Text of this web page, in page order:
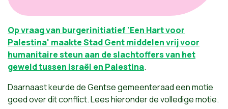
Op vraag van burgerinitiatief 'Een Hart voor
Palestina' maakte Stad Gent middelen vrij voor
humanitaire steun aan de slachtoffers van het
geweld tussen Israël en Palestina.
Daarnaast keurde de Gentse gemeenteraad een motie
goed over dit conflict. Lees hieronder de volledige motie.